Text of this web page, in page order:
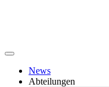
News
Abteilungen